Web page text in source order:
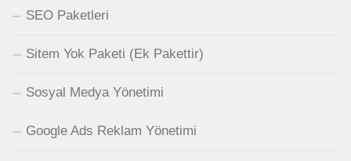
SEO Paketleri
Sitem Yok Paketi (Ek Pakettir)
Sosyal Medya Yönetimi
Google Ads Reklam Yönetimi